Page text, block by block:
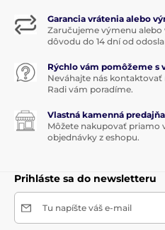
Garancia vrátenia alebo
Zaručujeme výmenu alebo
dôvodu do 14 dní od
Rýchlo vám pomôžeme s
Neváhajte nás
Radi vám poradíme.
Vlastná kamenná
Môžete nakupovať priamo
objednávky z eshopu.
Prihláste sa do newsletteru
Tu napíšte váš e-mail